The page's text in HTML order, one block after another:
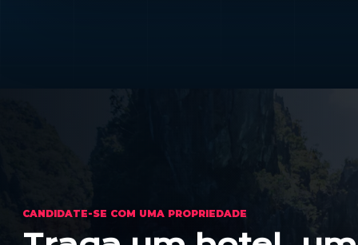
CANDIDATE-SE COM UMA PROPRIEDADE